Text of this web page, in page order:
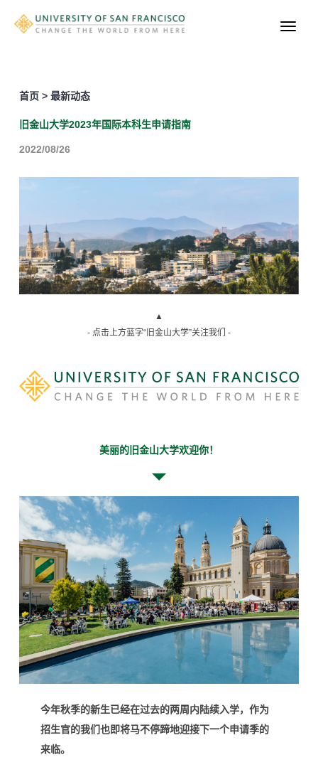
首页 > 最新动态
旧金山大学2023年国际本科生申请指南
2022/08/26
▲
- 点击上方蓝字“旧金山大学”关注我们 -
美丽的旧金山大学欢迎你！
今年秋季的新生已经在过去的两周内陆续入学，作为
招生官的我们也即将马不停蹄地迎接下一个申请季的
来临。